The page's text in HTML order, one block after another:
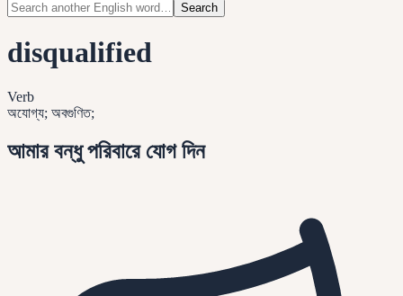
Search
disqualified
Verb
অযোগ্য; অবগুণিত;
আমার বন্ধু পরিবারে যোগ দিন